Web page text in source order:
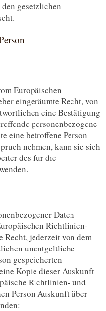
gesetzlichen
Europäischen
eingeräumte Recht, von
eine Bestätigung
personenbezogene
eine betroffene Person
nehmen, kann sie sich
des für die
Daten
Richtlinien-
Recht, jederzeit von dem
unentgeltliche
gespeicherten
Kopie dieser Auskunft
Richtlinien- und
Person Auskunft über